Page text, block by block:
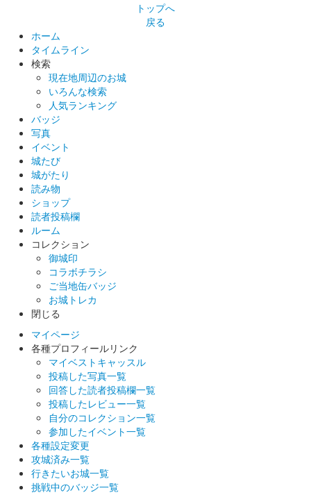
トップへ
戻る
ホーム
タイムライン
検索
現在地周辺のお城
いろんな検索
人気ランキング
バッジ
写真
イベント
城たび
城がたり
読み物
ショップ
読者投稿欄
ルーム
コレクション
御城印
コラボチラシ
ご当地缶バッジ
お城トレカ
閉じる
マイページ
各種プロフィールリンク
マイベストキャッスル
投稿した写真一覧
回答した読者投稿欄一覧
投稿したレビュー一覧
自分のコレクション一覧
参加したイベント一覧
各種設定変更
攻城済み一覧
行きたいお城一覧
挑戦中のバッジ一覧